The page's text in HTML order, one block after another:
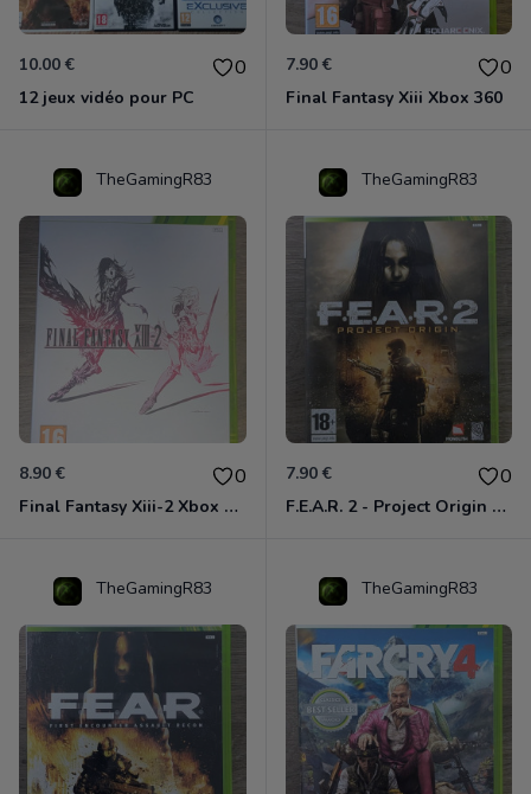
10.00 € 0
12 jeux vidéo pour PC
7.90 € 0
Final Fantasy Xiii Xbox 360
TheGamingR83
8.90 € 0
Final Fantasy Xiii-2 Xbox 360
TheGamingR83
7.90 € 0
F.E.A.R. 2 - Project Origin Xbox 360
TheGamingR83 TheGamingR83